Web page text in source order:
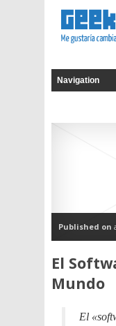
Published on
El
Mundo
El